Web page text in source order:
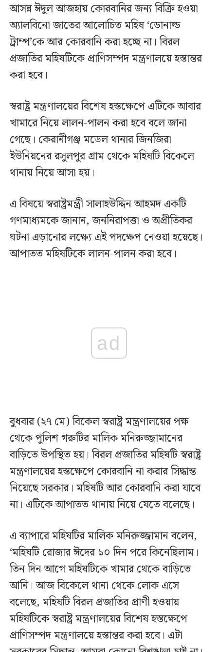
আসন্ন ঈদুল আজহায় কোরবানির জন্য বিক্রি হওয়া
অ্যালবিনো জাতের আলোচিত মহিষ ‘ডোনাল্ড
ট্রাম্প’কে আর কোরবানি করা হচ্ছে না। বিরল
প্রজাতির মহিষটিকে প্রাণিসম্পদ মন্ত্রণালয়ে হস্তান্তর
করা হবে।
স্বরাষ্ট্র মন্ত্রণালয়ের বিশেষ হস্তক্ষেপে এটিকে আবার
খামারে নিয়ে লালন-পালন করা হবে বলে জানা
গেছে। কেরানীগঞ্জ মডেল থানার জিনজিরা
ইউনিয়নের রসুলপুর গ্রাম থেকে মহিষটি বিকেলে
থানায় নিয়ে আসা হয়।
এ বিষয়ে স্বরাষ্ট্রমন্ত্রী সালাহউদ্দিন আহমদ একটি
গণমাধ্যমকে জানান, জননিরাপত্তা ও অপ্রীতিকর
ঘটনা এড়ানোর লক্ষ্যে এই পদক্ষেপ নেওয়া হয়েছে।
আপাতত মহিষটিকে লালন-পালন করা হবে।
ad
বুধবার (২৭ মে) বিকেল স্বরাষ্ট্র মন্ত্রণালয়ের পক্ষ
থেকে পুলিশ গরুটির মালিক মনিরুজ্জামানের
বাড়িতে উপস্থিত হয়। বিরল প্রজাতির মহিষটি স্বরাষ্ট্র
মন্ত্রণালয়ের হস্তক্ষেপে কোরবানি না করার সিদ্ধান্ত
নিয়েছে সরকার। মহিষটি আর কোরবানি করা যাবে
না। এটিকে আপাতত থানায় নিয়ে যেতে বলেছে।
এ ব্যাপারে মহিষটির মালিক মনিরুজ্জামান বলেন,
‘মহিষটি রোজার ঈদের ১০ দিন পরে কিনেছিলাম।
তিন দিন আগে মহিষটিকে খামার থেকে বাড়িতে
আনি। আজ বিকেলে থানা থেকে লোক এসে
বলেছে, মহিষটি বিরল প্রজাতির প্রাণী হওয়ায়
মহিষটিকে স্বরাষ্ট্র মন্ত্রণালয়ের বিশেষ হস্তক্ষেপে
প্রাণিসম্পদ মন্ত্রণালয়ে হস্তান্তর করা হবে। এটা